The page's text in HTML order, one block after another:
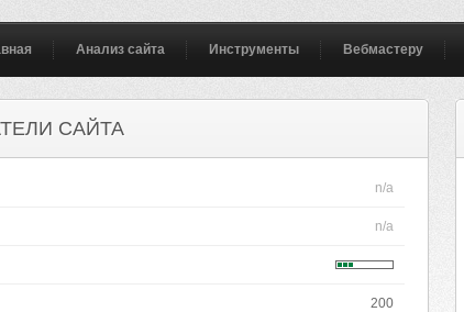
Анализ сайта Инструменты Вебмастеру
САЙТА
n/a
n/a
200